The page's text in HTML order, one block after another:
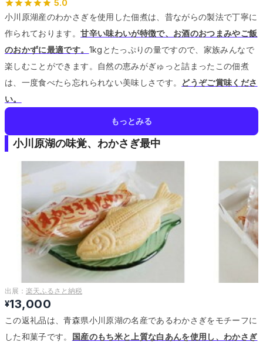
5.0
小川原湖産のわかさぎを使用した佃煮は、昔ながらの製法で丁寧に
作られております。甘辛い味わいが特徴で、お酒のおつまみやご飯
のおかずに最適です。 1kgとたっぷりの量ですので、家族みんなで
楽しむことができます。
自然の恵みがぎゅっと詰まったこの佃煮
は、一度食べたら忘れられない美味しさです。 どうぞご賞味くださ
い。
もっとみる
小川原湖の味覚、わかさぎ最中
出展： 楽天ふるさと納税
¥13,000
この返礼品は、青森県小川原湖の名産であるわかさぎをモチーフに
した和菓子です。 国産のもち米と上質な白あんを使用し、わかさぎ